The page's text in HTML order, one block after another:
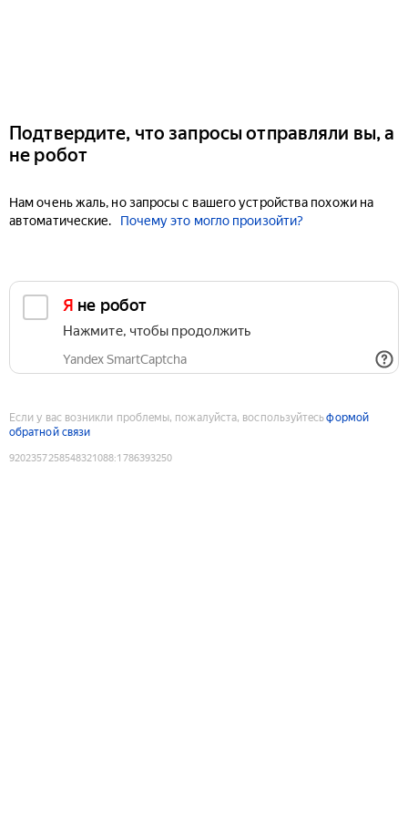
Подтвердите, что запросы отправляли вы, а
не робот
Нам очень жаль, но запросы с вашего устройства похожи на
автоматические.
Почему это могло произойти?
Я не робот
Нажмите, чтобы продолжить
Yandex SmartCaptcha
Если у вас возникли проблемы, пожалуйста, воспользуйтесьформой
обратной связи
9202357258548321088:1786393250